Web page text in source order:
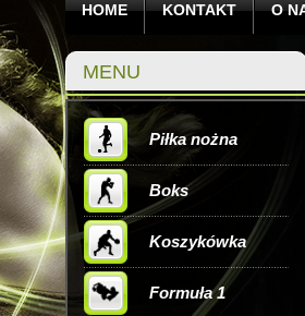
HOME KONTAKT O
MENU
Piłka nożna
Boks
Koszykówka
Formuła 1